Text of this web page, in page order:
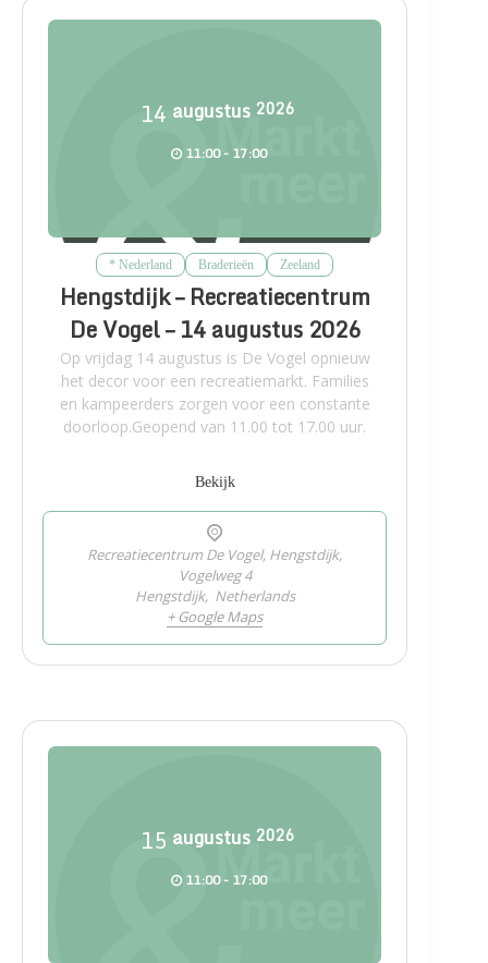
14 augustus 2026
11:00 - 17:00
* Nederland Braderieën Zeeland
Hengstdijk – Recreatiecentrum
De Vogel – 14 augustus 2026
Op vrijdag 14 augustus is De Vogel opnieuw
het decor voor een recreatiemarkt. Families
en kampeerders zorgen voor een constante
doorloop.Geopend van 11.00 tot 17.00 uur.
Bekijk
Recreatiecentrum De Vogel, Hengstdijk,
Vogelweg 4
Hengstdijk, Netherlands
+ Google Maps
15 augustus 2026
11:00 - 17:00